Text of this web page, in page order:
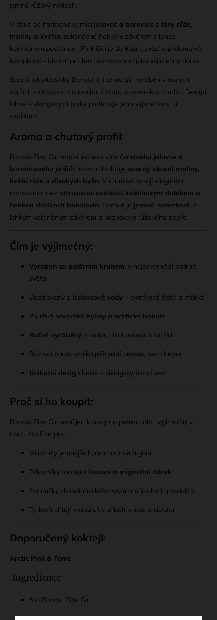
jemně růžový nádech.
V chuti se harmonicky mísí jalovec a borovice s tóny růže,
maliny a květin , zakončené hebkým závěrem s lehce
kořeněným podtónem. Pink Gin je delikátní, svěží a překvapivě
komplexní – ideální pro letní servírování i jako výjimečný dárek.
Stejně jako klasický Bivrost je i tento gin vyráběn v malých
šaržích s důrazem na kvalitu, čistotu a severskou tradici. Design
lahve s vikingskými prvky podtrhuje jeho výjimečnost a
osobitost.
Aroma a chuťový profil:
Bivrost Pink Gin nabízí jemnou vůni čerstvého jalovce a
borovicového jehličí, kterou doplňuje ovocný akcent maliny,
květů růže a divokých bylin. V chuti se rozvíjí elegantní
rovnováha mezi citrusovou svěžestí, květinovým dotekem a
hebkou sladkostí bobulovin. Dochuť je jemná, sametová, s
lehkým kořeněným závěrem a náznakem růžového pepře.
Čím je výjimečný:
Vyroben za polárním kruhem, v nejsevernější palírně
světa
Destilovaný z ledovcové vody – extrémně čisté a měkké
Používá severské byliny a arktické bobule
Ručně vyráběný v malých limitovaných šaržích
Růžová barva vzniká přírodní cestou, bez chemie
Unikátní design lahve s vikingským motivem
Proč si ho koupit:
Bivrost Pink Gin není jen krásný na pohled, ale i výjimečný v
chuti. Hodí se pro:
Milovníky jemnějších, aromatických ginů
Zákazníky hledající luxusní a originální dárek
Fanoušky skandinávského stylu a přírodních produktů
Ty, kteří chtějí v ginu cítit příběh, místo a čistotu
Doporučený koktejl:
Arctic Pink & Tonic
Ingredience:
5 cl Bivrost Pink Gin